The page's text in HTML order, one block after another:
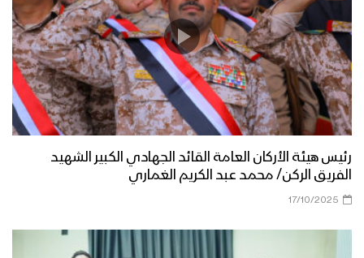
رئيس هيئة الأركان العامة القائد الجهادي الكبير الشهيد
الفريق الركن/ محمد عبد الكريم الغماري
17/10/2025